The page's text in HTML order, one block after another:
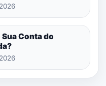
Sua Conta do